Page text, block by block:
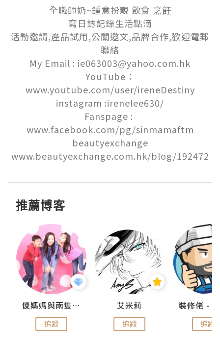
全職師奶~鍾意扮靚 飲食 烹飪
寫日誌記錄生活點滴
活動邀請,產品試用,公關邀文,品牌合作,歡迎電郵
聯絡
My Email : ie063003@yahoo.com.hk
YouTube：
www.youtube.com/user/ireneDestiny
instagram :irenelee630/
Fanspage :
www.facebook.com/pg/sinmamaftm
beautyexchange
www.beautyexchange.com.hk/blog/192472
推薦博客
儍媽媽與兩隻小魔怪之家
追蹤
艾米莉
追蹤 追蹤